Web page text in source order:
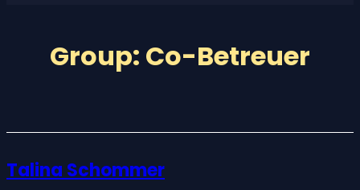
Group: Co-Betreuer
Talina Schommer